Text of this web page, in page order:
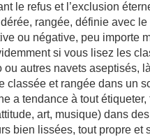
le refus et l’exclusion
rangée, définie avec
ou négative, peu importe
si vous lisez les
ou autres navets aseptisés,
classée et rangée dans un
a tendance à tout
art, musique) dans
bien lissées, tout propre et